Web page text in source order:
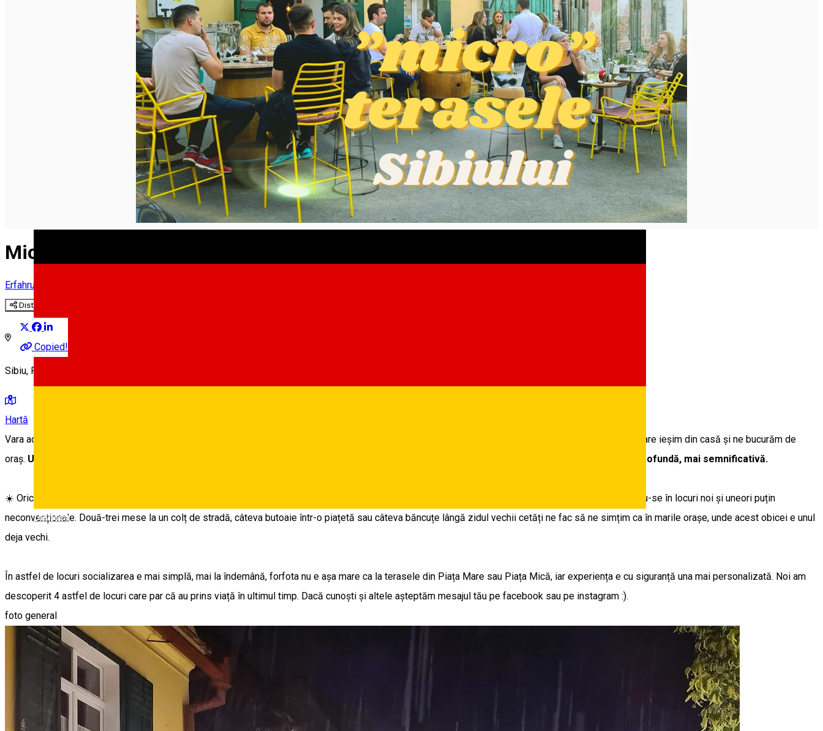
Deutsch
Micro-terasele: noua atracție a verii în Sibiu
Erfahrungen
Distribuie
Copied!
Sibiu, Romania
Hartă
Vara aceasta ne aduce parcă mai mult entuziasm și poftă de viață decât oricare alta! Însă, față de verile anterioare, observăm un nou trend în felul în care ieșim din casă și ne bucurăm de
oraș. Un trend care vine poate dintr-o precauție sporită după perioada cu multe restricții sau poate din nevoia noastră de socializare mai profundă, mai semnificativă.
☀️ Oricum ar fi, noul trend al acestei veri în Sibiu sunt micro-terasele. Chiar dacă ele existau și anii trecuți, suntem bucuroși să vedem oamenii adunându-se în locuri noi și uneori puțin
neconvenționale. Două-trei mese la un colț de stradă, câteva butoaie într-o piațetă sau câteva băncuțe lângă zidul vechii cetăți ne fac să ne simțim ca în marile orașe, unde acest obicei e unul
deja vechi.
În astfel de locuri socializarea e mai simplă, mai la îndemână, forfota nu e așa mare ca la terasele din Piața Mare sau Piața Mică, iar experiența e cu siguranță una mai personalizată. Noi am
descoperit 4 astfel de locuri care par că au prins viață în ultimul timp. Dacă cunoști și altele așteptăm mesajul tău pe facebook sau pe instagram :).
foto general